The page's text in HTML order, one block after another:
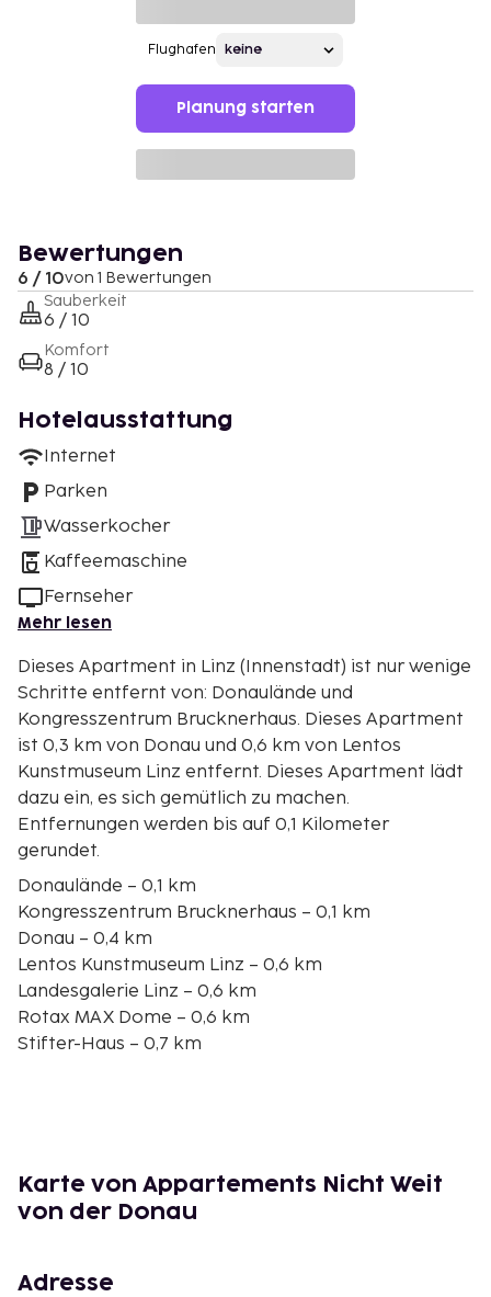
Flughafen
Planung starten
Bewertungen
6 / 10von 1 Bewertungen
Sauberkeit
6 / 10
Komfort
8 / 10
Hotelausstattung
Internet
Parken
Wasserkocher
Kaffeemaschine
Fernseher
Mehr lesen
Dieses Apartment in Linz (Innenstadt) ist nur wenige
Schritte entfernt von: Donaulände und
Kongresszentrum Brucknerhaus. Dieses Apartment
ist 0,3 km von Donau und 0,6 km von Lentos
Kunstmuseum Linz entfernt. Dieses Apartment lädt
dazu ein, es sich gemütlich zu machen.
Entfernungen werden bis auf 0,1 Kilometer
gerundet.
Donaulände – 0,1 km
Kongresszentrum Brucknerhaus – 0,1 km
Donau – 0,4 km
Lentos Kunstmuseum Linz – 0,6 km
Landesgalerie Linz – 0,6 km
Rotax MAX Dome – 0,6 km
Stifter-Haus – 0,7 km
Linzer Hauptplatz – 1 km
Alter Dom – 1 km
Minoritenkirche – 1,2 km
Karte von Appartements Nicht Weit
von der Donau
Adresse